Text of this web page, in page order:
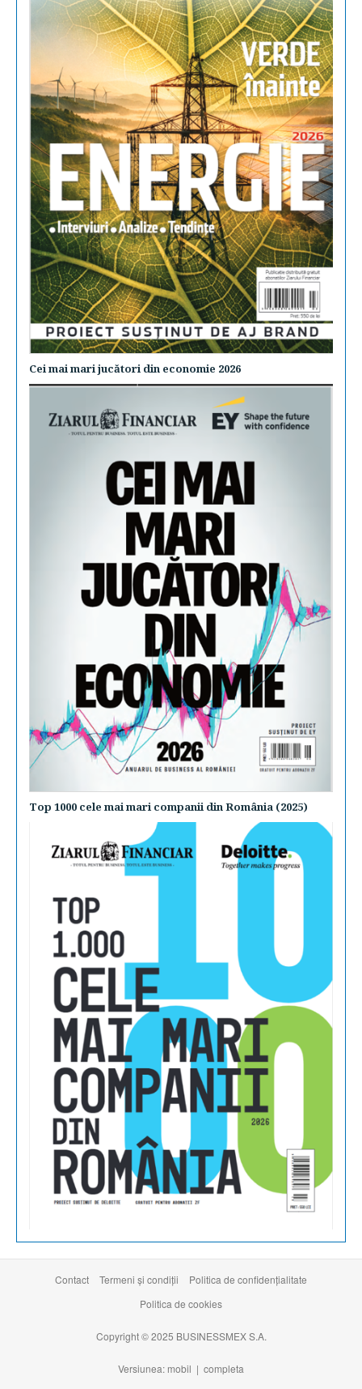
Cei mai mari jucători din economie 2026
Top 1000 cele mai mari companii din România (2025)
Contact Termeni şi condiţii
Politica de confidențialitate
Politica de cookies
Copyright © 2025 BUSINESSMEX S.A.
Versiunea: mobil | completa